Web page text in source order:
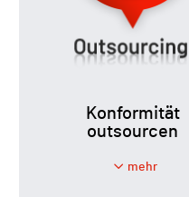
Konformität
outsourcen
mehr